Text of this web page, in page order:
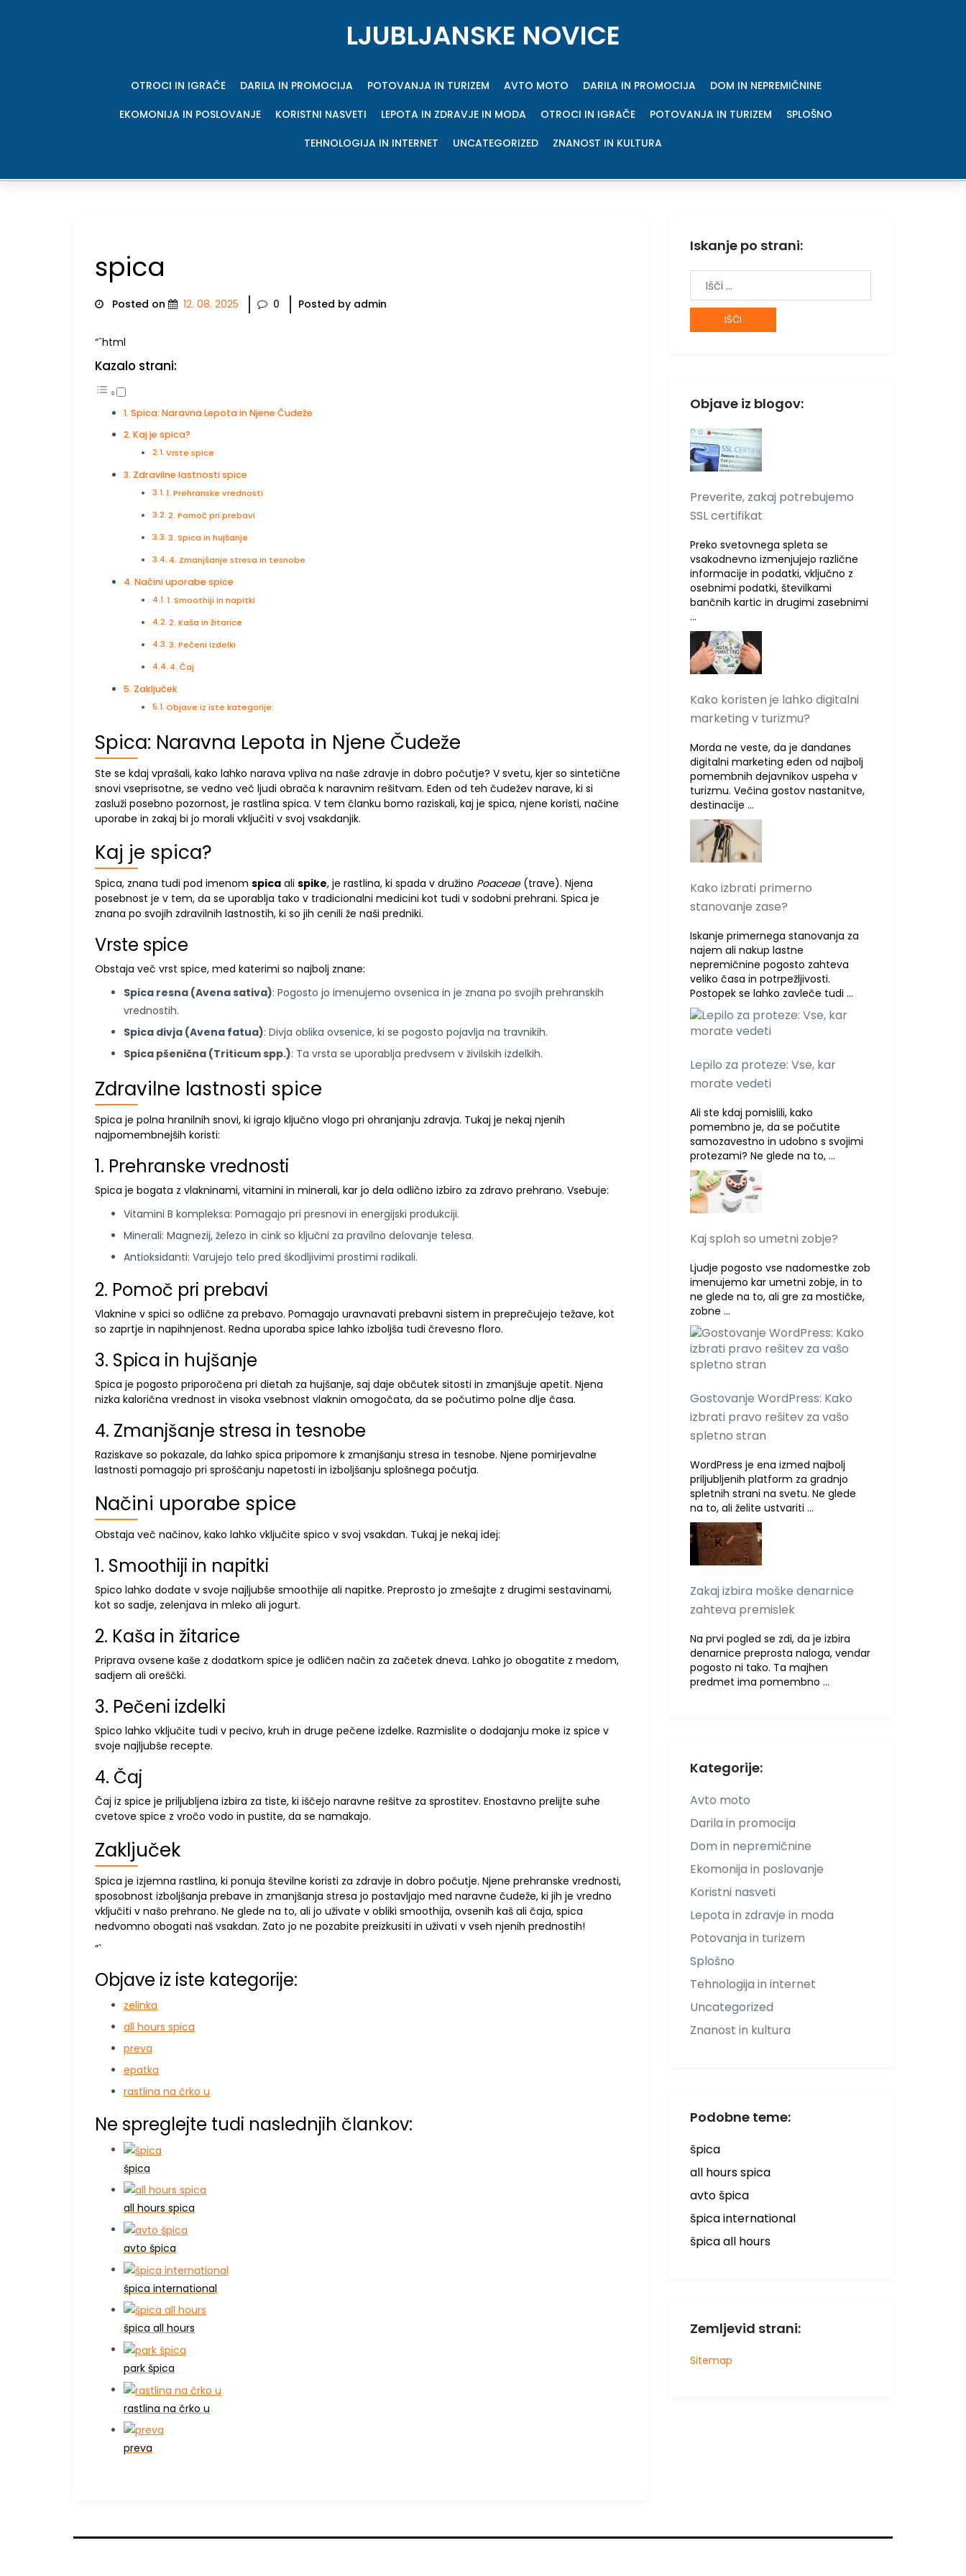
LJUBLJANSKE NOVICE
OTROCI IN IGRAČE DARILA IN PROMOCIJA POTOVANJA IN TURIZEM AVTO MOTO DARILA IN PROMOCIJA
DOM IN NEPREMIČNINE
EKOMONIJA IN POSLOVANJE
KORISTNI NASVETI LEPOTA IN ZDRAVJE IN MODA OTROCI IN IGRAČE POTOVANJA IN TURIZEM
SPLOŠNO
TEHNOLOGIJA IN INTERNET
UNCATEGORIZED ZNANOST IN KULTURA
spica
Posted on 12. 08. 2025 0 Posted by admin
“`html
Kazalo strani:
Spica: Naravna Lepota in Njene Čudeže
Kaj je spica?
Vrste spice
Zdravilne lastnosti spice
1. Prehranske vrednosti
2. Pomoč pri prebavi
3. Spica in hujšanje
4. Zmanjšanje stresa in tesnobe
Načini uporabe spice
1. Smoothiji in napitki
2. Kaša in žitarice
3. Pečeni izdelki
4. Čaj
Zaključek
Objave iz iste kategorije:
Spica: Naravna Lepota in Njene Čudeže
Ste se kdaj vprašali, kako lahko narava vpliva na naše zdravje in dobro počutje? V svetu, kjer so sintetične
snovi vseprisotne, se vedno več ljudi obrača k naravnim rešitvam. Eden od teh čudežev narave, ki si
zasluži posebno pozornost, je rastlina spica. V tem članku bomo raziskali, kaj je spica, njene koristi, načine
uporabe in zakaj bi jo morali vključiti v svoj vsakdanjik.
Kaj je spica?
Spica, znana tudi pod imenom spica ali spike, je rastlina, ki spada v družino Poaceae(trave). Njena
posebnost je v tem, da se uporablja tako v tradicionalni medicini kot tudi v sodobni prehrani. Spica je
znana po svojih zdravilnih lastnostih, ki so jih cenili že naši predniki.
Vrste spice
Obstaja več vrst spice, med katerimi so najbolj znane:
Spica resna (Avena sativa): Pogosto jo imenujemo ovsenica in je znana po svojih prehranskih
vrednostih.
Spica divja (Avena fatua): Divja oblika ovsenice, ki se pogosto pojavlja na travnikih.
Spica pšenična (Triticum spp.): Ta vrsta se uporablja predvsem v živilskih izdelkih.
Zdravilne lastnosti spice
Spica je polna hranilnih snovi, ki igrajo ključno vlogo pri ohranjanju zdravja. Tukaj je nekaj njenih
najpomembnejših koristi:
1. Prehranske vrednosti
Spica je bogata z vlakninami, vitamini in minerali, kar jo dela odlično izbiro za zdravo prehrano. Vsebuje:
Vitamini B kompleksa: Pomagajo pri presnovi in energijski produkciji.
Minerali: Magnezij, železo in cink so ključni za pravilno delovanje telesa.
Antioksidanti: Varujejo telo pred škodljivimi prostimi radikali.
2. Pomoč pri prebavi
Vlaknine v spici so odlične za prebavo. Pomagajo uravnavati prebavni sistem in preprečujejo težave, kot
so zaprtje in napihnjenost. Redna uporaba spice lahko izboljša tudi črevesno floro.
3. Spica in hujšanje
Spica je pogosto priporočena pri dietah za hujšanje, saj daje občutek sitosti in zmanjšuje apetit. Njena
nizka kalorična vrednost in visoka vsebnost vlaknin omogočata, da se počutimo polne dlje časa.
4. Zmanjšanje stresa in tesnobe
Raziskave so pokazale, da lahko spica pripomore k zmanjšanju stresa in tesnobe. Njene pomirjevalne
lastnosti pomagajo pri sproščanju napetosti in izboljšanju splošnega počutja.
Načini uporabe spice
Obstaja več načinov, kako lahko vključite spico v svoj vsakdan. Tukaj je nekaj idej:
1. Smoothiji in napitki
Spico lahko dodate v svoje najljubše smoothije ali napitke. Preprosto jo zmešajte z drugimi sestavinami,
kot so sadje, zelenjava in mleko ali jogurt.
2. Kaša in žitarice
Priprava ovsene kaše z dodatkom spice je odličen način za začetek dneva. Lahko jo obogatite z medom,
sadjem ali oreščki.
3. Pečeni izdelki
Spico lahko vključite tudi v pecivo, kruh in druge pečene izdelke. Razmislite o dodajanju moke iz spice v
svoje najljubše recepte.
4. Čaj
Čaj iz spice je priljubljena izbira za tiste, ki iščejo naravne rešitve za sprostitev. Enostavno prelijte suhe
cvetove spice z vročo vodo in pustite, da se namakajo.
Zaključek
Spica je izjemna rastlina, ki ponuja številne koristi za zdravje in dobro počutje. Njene prehranske vrednosti,
sposobnost izboljšanja prebave in zmanjšanja stresa jo postavljajo med naravne čudeže, ki jih je vredno
vključiti v našo prehrano. Ne glede na to, ali jo uživate v obliki smoothija, ovsenih kaš ali čaja, spica
nedvomno obogati naš vsakdan. Zato jo ne pozabite preizkusiti in uživati v vseh njenih prednostih!
“`
Objave iz iste kategorije:
zelinka
all hours spica
preva
epatka
rastlina na črko u
Ne spreglejte tudi naslednjih člankov:
špica
all hours spica
avto špica
špica international
špica all hours
park špica
rastlina na črko u
preva
Iskanje po strani:
Išči:
Objave iz blogov:
Preverite, zakaj potrebujemo
SSL certifikat
Preko svetovnega spleta se
vsakodnevno izmenjujejo različne
informacije in podatki, vključno z
osebnimi podatki, številkami
bančnih kartic in drugimi zasebnimi
…
Kako koristen je lahko digitalni
marketing v turizmu?
Morda ne veste, da je dandanes
digitalni marketing eden od najbolj
pomembnih dejavnikov uspeha v
turizmu. Večina gostov nastanitve,
destinacije …
Kako izbrati primerno
stanovanje zase?
Iskanje primernega stanovanja za
najem ali nakup lastne
nepremičnine pogosto zahteva
veliko časa in potrpežljivosti.
Postopek se lahko zavleče tudi …
Lepilo za proteze: Vse, kar
morate vedeti
Ali ste kdaj pomislili, kako
pomembno je, da se počutite
samozavestno in udobno s svojimi
protezami? Ne glede na to, …
Kaj sploh so umetni zobje?
Ljudje pogosto vse nadomestke zob
imenujemo kar umetni zobje, in to
ne glede na to, ali gre za mostičke,
zobne …
Gostovanje WordPress: Kako
izbrati pravo rešitev za vašo
spletno stran
WordPress je ena izmed najbolj
priljubljenih platform za gradnjo
spletnih strani na svetu. Ne glede
na to, ali želite ustvariti …
Zakaj izbira moške denarnice
zahteva premislek
Na prvi pogled se zdi, da je izbira
denarnice preprosta naloga, vendar
pogosto ni tako. Ta majhen
predmet ima pomembno …
Kategorije:
Avto moto
Darila in promocija
Dom in nepremičnine
Ekomonija in poslovanje
Koristni nasveti
Lepota in zdravje in moda
Potovanja in turizem
Splošno
Tehnologija in internet
Uncategorized
Znanost in kultura
Podobne teme:
špica
all hours spica
avto špica
špica international
špica all hours
Zemljevid strani:
Sitemap